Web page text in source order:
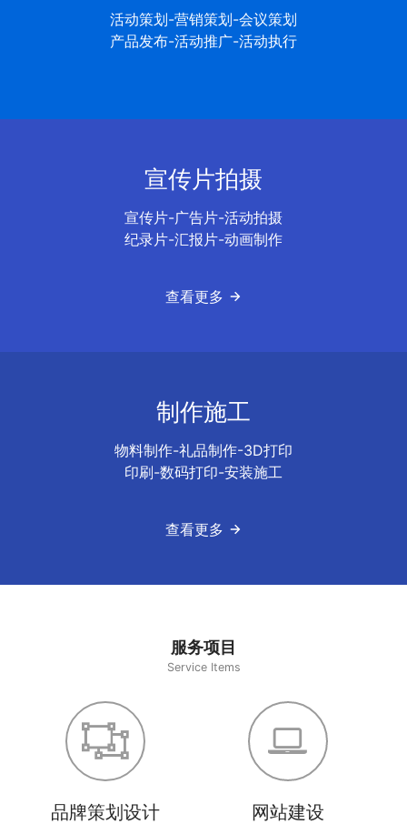
活动策划-营销策划-会议策划
产品发布-活动推广-活动执行
宣传片拍摄
宣传片-广告片-活动拍摄
纪录片-汇报片-动画制作
查看更多
制作施工
物料制作-礼品制作-3D打印
印刷-数码打印-安装施工
查看更多
服务项目
Service Items
品牌策划设计
网站建设